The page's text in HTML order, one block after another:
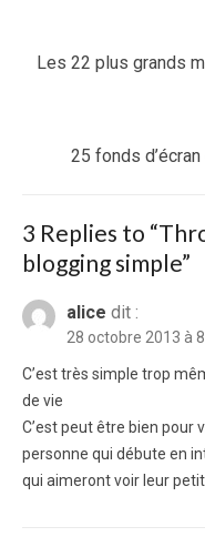
de
Previous
Les 22 plus grands
Next
25 fonds
3 Replies to “
blogging simple”
alice dit :
28 octobre 2013 à
C’est très simple trop
de vie
C’est peut être bien pour
personne qui débute en
qui aimeront voir leur